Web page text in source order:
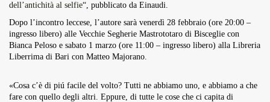
dell’antichità al selfie“, pubblicato da Einaudi.
Dopo l’incontro leccese, l’autore sarà venerdì 28 febbraio (ore 20:00 –
ingresso libero) alle Vecchie Segherie Mastrototaro di Bisceglie con
Bianca Peloso e sabato 1 marzo (ore 11:00 – ingresso libero) alla Libreria
Liberrima di Bari con Matteo Majorano.
«Cosa c’è di piú facile del volto? Tutti ne abbiamo uno, e abbiamo a che
fare con quello degli altri. Eppure, di tutte le cose che ci capita di